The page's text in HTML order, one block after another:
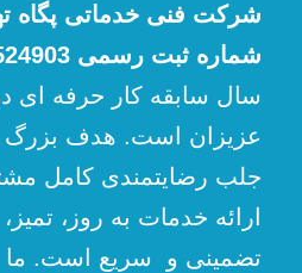
شرکت فنی خدماتی پگاه
شماره ثبت رسمی 524903
سال سابقه کار حرفه ای
عزیزان است. هدف بزرگ
جلب رضایتمندی کامل
ارائه خدمات به روز،
تضمینی و سریع است. ما